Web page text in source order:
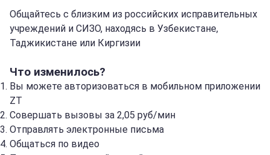
Общайтесь с близким из российских исправительных
учреждений и СИЗО, находясь в Узбекистане,
Таджикистане или Киргизии
Что изменилось?
Вы можете авторизоваться в мобильном приложении
ZT
Совершать вызовы за 2,05 руб/мин
Отправлять электронные письма
Общаться по видео